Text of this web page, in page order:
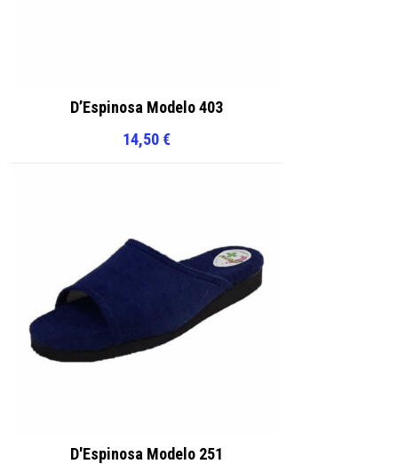
D’Espinosa Modelo 403
14,50€
D'Espinosa Modelo 251